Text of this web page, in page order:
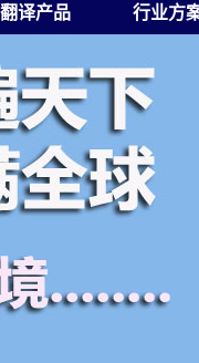
翻译产品 行业方